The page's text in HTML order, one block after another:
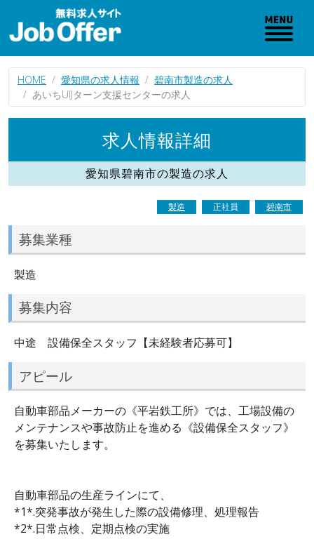
HOME 愛知県の求人情報
碧南市製造の求人
あいちUIJターン支援センターの求人
求人情報詳細
愛知県碧南市の製造の求人
製造 正社員 碧南市
募集業種
製造
募集内容
中途 設備保全スタッフ【未経験者応募可】
アピール
自動車部品メーカーの《平岩鉄工所》では、工場設備の
メンテナンスや事故防止を進める《設備保全スタッフ》
を募集いたします。
自動車部品の生産ラインにて、
*1*.突発事故が発生した際の設備修理、処理報告
*2*.日常点検、定期点検の実施